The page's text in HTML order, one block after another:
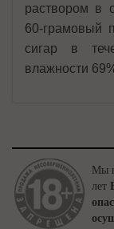
раствором в
60-грамовый
сигар в
влажности
Мы
лет